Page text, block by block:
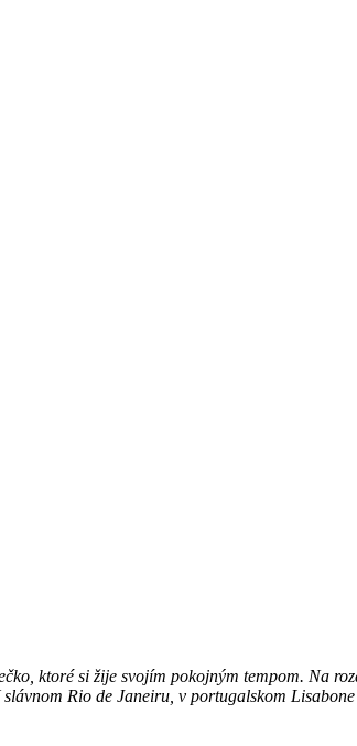
ktoré si žije svojím pokojným tempom. Na
Rio de Janeiru, v portugalskom